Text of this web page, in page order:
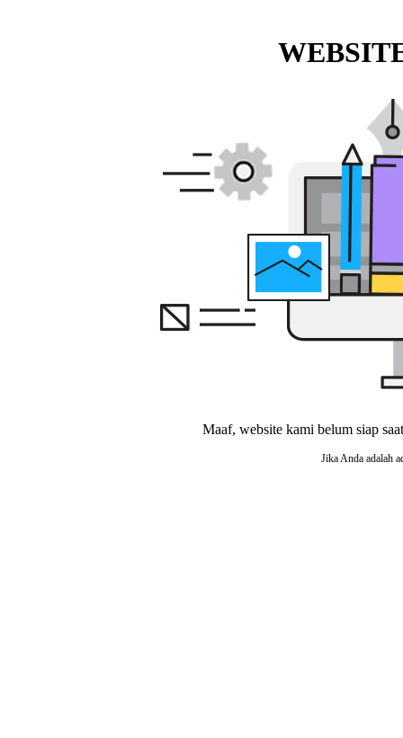
Maaf, website kami belum siap
Jika Anda adalah